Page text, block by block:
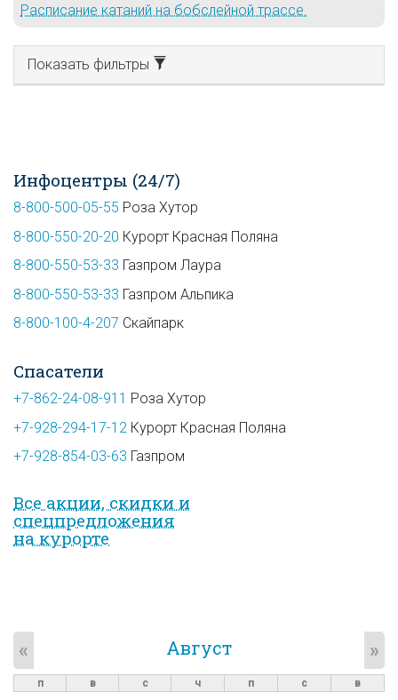
Расписание катаний на бобслейной трассе.
Показать фильтры
Инфоцентры (24/7)
8-800-500-05-55 Роза Хутор
8-800-550-20-20 Курорт Красная Поляна
8-800-550-53-33 Газпром Лаура
8-800-550-53-33 Газпром Альпика
8-800-100-4-207 Скайпарк
Спасатели
+7-862-24-08-911 Роза Хутор
+7-928-294-17-12 Курорт Красная Поляна
+7-928-854-03-63 Газпром
Все акции, скидки и
спец­предложе­ния
на курорте
Август
« »
п в с ч п с
в